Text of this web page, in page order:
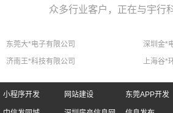
众多行业客户，正在与宇行
东莞大*电子有限公司
深圳金*
济南王*科技有限公司
上海谷*
小程序开发 网站建设 东莞APP开发